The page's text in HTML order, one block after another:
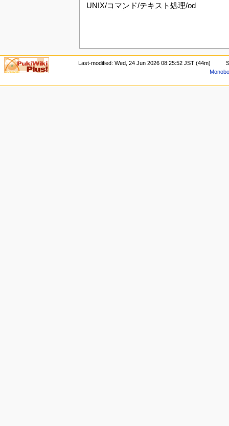
UNIX/コマンド/テキスト処理/od
Last-modified: Wed, 24 Jun 2026 08:25:52 JST (44m)